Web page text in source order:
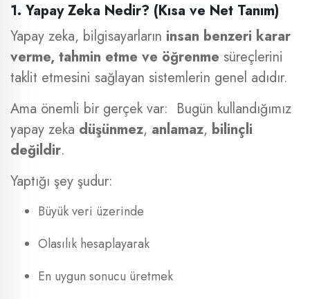
1. Yapay Zeka Nedir? (Kısa ve Net Tanım)
Yapay zeka, bilgisayarların insan benzeri karar
verme, tahmin etme ve öğrenme süreçlerini
taklit etmesini sağlayan sistemlerin genel adıdır.
Ama önemli bir gerçek var: Bugün kullandığımız
yapay zeka düşünmez, anlamaz, bilinçli
değildir.
Yaptığı şey şudur:
Büyük veri üzerinde
Olasılık hesaplayarak
En uygun sonucu üretmek